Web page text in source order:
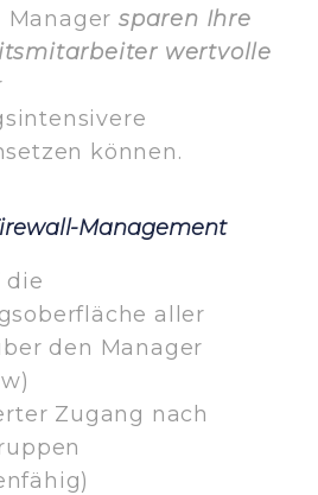
Manager sparen Ihre
wertvolle
können.
Management
die
aller
den Manager
Zugang nach